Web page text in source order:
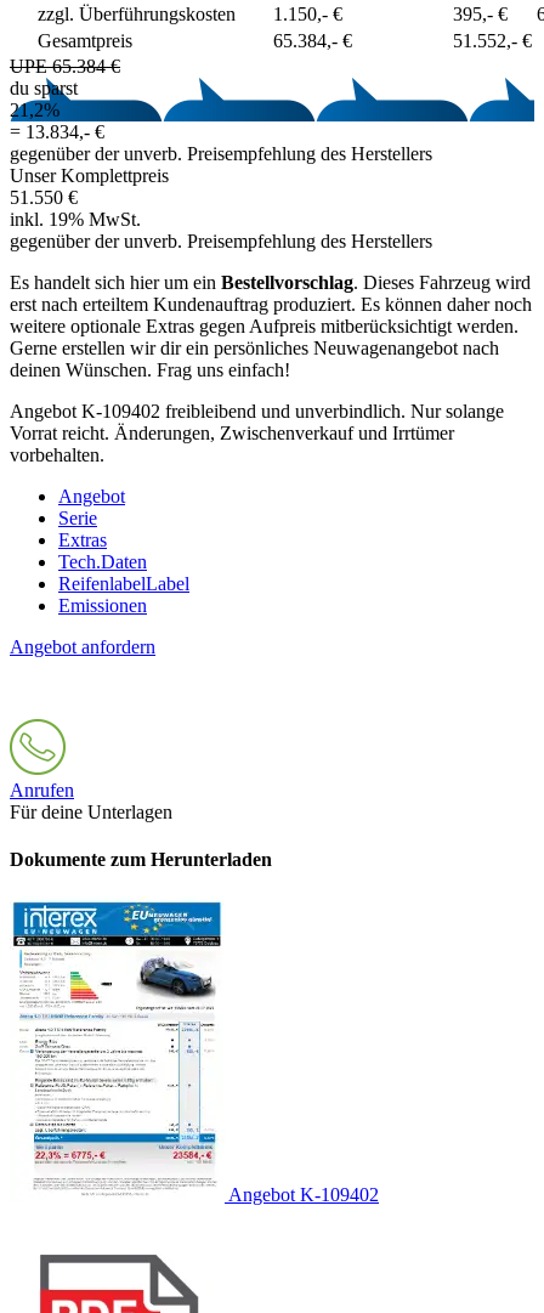
zzgl. Überführungskosten 1.150,- € 395,- €
Gesamtpreis
65.384,- €
51.552,- €
UPE 65.384 €
du sparst
21,2%
= 13.834,- €
gegenüber der unverb. Preisempfehlung des Herstellers
Unser Komplettpreis
51.550 €
inkl. 19% MwSt.
gegenüber der unverb. Preisempfehlung des Herstellers
Es handelt sich hier um ein Bestellvorschlag. Dieses Fahrzeug wird
erst nach erteiltem Kundenauftrag produziert. Es können daher noch
weitere optionale Extras gegen Aufpreis mitberücksichtigt werden.
Gerne erstellen wir dir ein persönliches Neuwagenangebot nach
deinen Wünschen. Frag uns einfach!
Angebot K-109402 freibleibend und unverbindlich. Nur solange
Vorrat reicht. Änderungen, Zwischenverkauf und Irrtümer
vorbehalten.
Angebot
Serie
Extras
Tech.Daten
ReifenlabelLabel
Emissionen
Angebot anfordern
Anrufen
Für deine Unterlagen
Dokumente zum Herunterladen
Angebot K-109402